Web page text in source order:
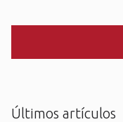
C
Últimos artículos